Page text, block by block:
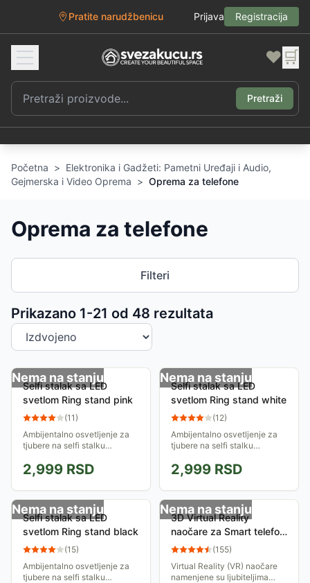
Pratite narudžbenicu Prijava Registracija
❤️ 🛒
Pretraži
Početna > Elektronika i Gadžeti: Pametni Uređaji i Audio,
Gejmerska i Video Oprema > Oprema za telefone
Oprema za telefone
Filteri
Prikazano 1-21 od 48 rezultata
Sortiranje proizvoda
Nema na stanju
Selfi stalak sa LED
svetlom Ring stand pink
(11)
Ambijentalno osvetljenje za
tjubere na selfi stalku
cm). USB napajanje. Podesiva
temperatura i jačina
osvetljenja.
2,999 RSD
Nema na stanju
Selfi stalak sa LED
svetlom Ring stand white
(12)
Ambijentalno osvetljenje za
tjubere na selfi stalku
cm). USB napajanje. Podesiva
temperatura i jačina
osvetljenja.
2,999 RSD
Nema na stanju
Selfi stalak sa LED
svetlom Ring stand black
(15)
Ambijentalno osvetljenje za
tjubere na selfi stalku
Nema na stanju
3D Virtual Reality
naočare za Smart telefon
VR Shinecon
(155)
Virtual Reality (VR) naočare
namenjene su ljubiteljima